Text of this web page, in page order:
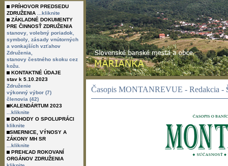
PRÍHOVOR PREDSEDU
ZDRUŽENIA
...kliknite
ZÁKLADNÉ DOKUMENTY
PRE ČINNOSŤ ZDRUŽENIA
stanovy volebný poriadok
symboly zásady vnútorných
a vonkajších vzťahov
Združenia,
stanovy čestného skoku cez
kožu.
KONTAKTNÉ ÚDAJE
stav k 5.10.2023
Združenie
výkonný výbor (7)
členovia (42)
KALENDÁRTUM 2023
...kliknite
DOHODY O SPOLUPRÁCI
kliknite
SMERNICE, VÝNOSY A
ZÁKONY MH SR
...kliknite
PREHĽAD ROKOVANÍ
ORGÁNOV ZDRUŽENIA
Časopis MONTANREVUE - Redakcia -